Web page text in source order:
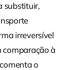
substituir,
irreversível
comparação à
o